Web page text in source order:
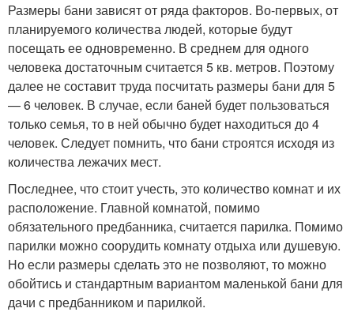
Размеры бани зависят от ряда факторов. Во-первых, от
планируемого количества людей, которые будут
посещать ее одновременно. В среднем для одного
человека достаточным считается 5 кв. метров. Поэтому
далее не составит труда посчитать размеры бани для 5
— 6 человек. В случае, если баней будет пользоваться
только семья, то в ней обычно будет находиться до 4
человек. Следует помнить, что бани строятся исходя из
количества лежачих мест.
Последнее, что стоит учесть, это количество комнат и их
расположение. Главной комнатой, помимо
обязательного предбанника, считается парилка. Помимо
парилки можно соорудить комнату отдыха или душевую.
Но если размеры сделать это не позволяют, то можно
обойтись и стандартным вариантом маленькой бани для
дачи с предбанником и парилкой.